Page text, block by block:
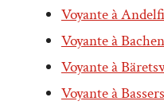
Voyante à
Voyante à
Voyante à
Voyante à